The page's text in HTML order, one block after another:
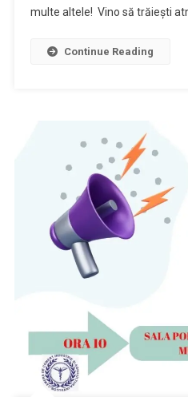
multe altele! Vino să trăiești
Continue Reading